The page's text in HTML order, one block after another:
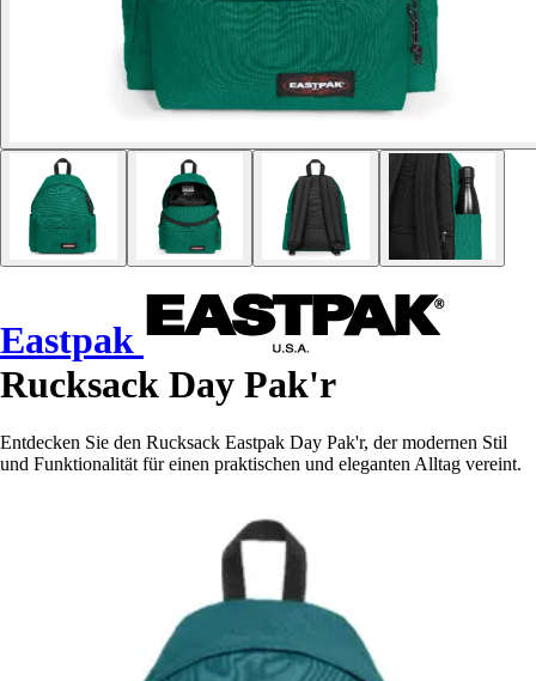
Eastpak
Rucksack Day Pak'r
Entdecken Sie den Rucksack Eastpak Day Pak'r, der modernen Stil
und Funktionalität für einen praktischen und eleganten Alltag vereint.